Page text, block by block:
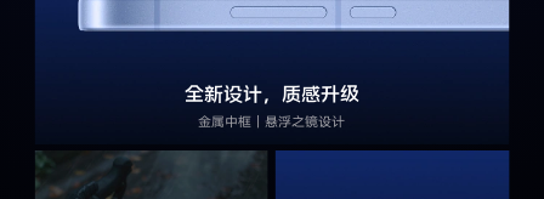
全新设计，质感升级
金属中框｜悬浮之镜设计